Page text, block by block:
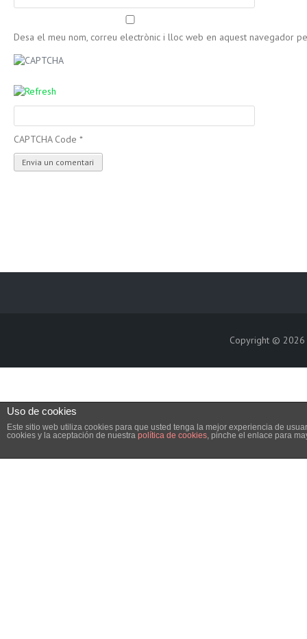
Desa el meu nom, correu electrònic i lloc web en aquest navegador
CAPTCHA Code *
Copyright © 2026
Uso de cookies
Este sitio web utiliza cookies para que usted tenga la mejor experiencia de
cookies y la aceptación de nuestra política de cookies, pinche el enlace para